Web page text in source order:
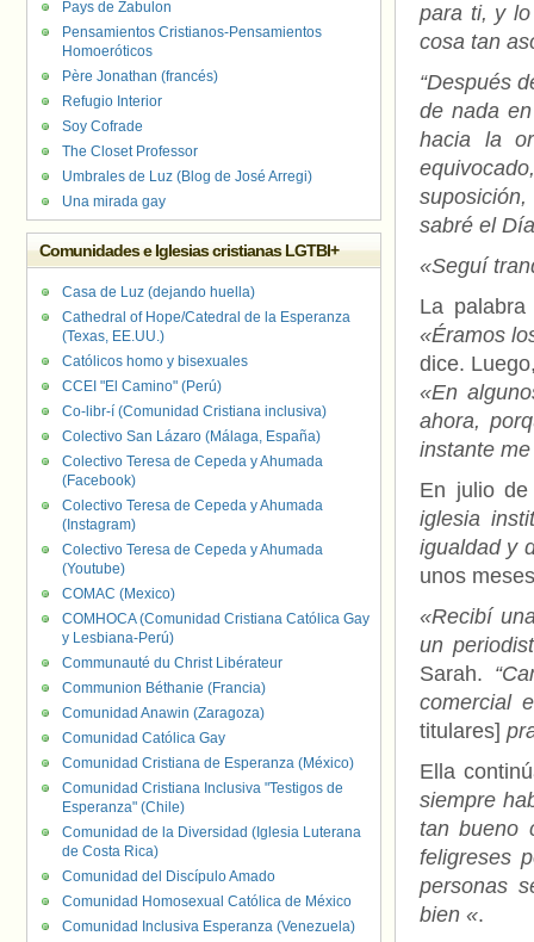
para ti, y
cosa tan
“Después
de nada
hacia la
sabré el
«Seguí
La
«Éramos
dice.
«En
ahora,
instante
En julio
iglesia
igualdad y
unos
«Recibí
un
Sarah.
comercial
titulares]
Ella
siempre
tan bueno
feligreses
personas
bien «.
Pays de Zabulon
Pensamientos Cristianos-Pensamientos
Homoeróticos
Père Jonathan (francés)
Refugio Interior
Soy Cofrade
The Closet Professor
Umbrales de Luz (Blog de José Arregi)
Una mirada gay
Comunidades e Iglesias cristianas LGTBI+
Casa de Luz (dejando huella)
Cathedral of Hope/Catedral de la Esperanza
(Texas, EE.UU.)
Católicos homo y bisexuales
CCEI "El Camino" (Perú)
Co-libr-í (Comunidad Cristiana inclusiva)
Colectivo San Lázaro (Málaga, España)
Colectivo Teresa de Cepeda y Ahumada
(Facebook)
Colectivo Teresa de Cepeda y Ahumada
(Instagram)
Colectivo Teresa de Cepeda y Ahumada
(Youtube)
COMAC (Mexico)
COMHOCA (Comunidad Cristiana Católica Gay
y Lesbiana-Perú)
Communauté du Christ Libérateur
Communion Béthanie (Francia)
Comunidad Anawin (Zaragoza)
Comunidad Católica Gay
Comunidad Cristiana de Esperanza (México)
Comunidad Cristiana Inclusiva "Testigos de
Esperanza" (Chile)
Comunidad de la Diversidad (Iglesia Luterana
de Costa Rica)
Comunidad del Discípulo Amado
Comunidad Homosexual Católica de México
Comunidad Inclusiva Esperanza (Venezuela)